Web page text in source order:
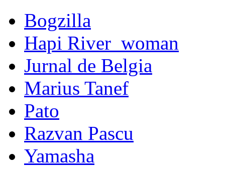
Bogzilla
Hapi River_woman
Jurnal de Belgia
Marius Tanef
Pato
Razvan Pascu
Yamasha